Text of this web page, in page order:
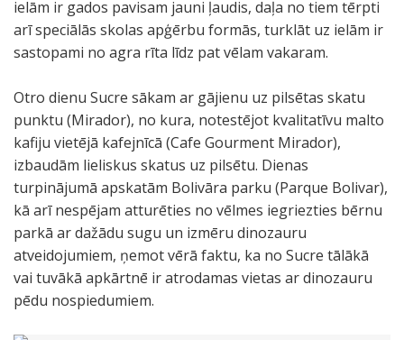
ielām ir gados pavisam jauni ļaudis, daļa no tiem tērpti
arī speciālās skolas apģērbu formās, turklāt uz ielām ir
sastopami no agra rīta līdz pat vēlam vakaram.
Otro dienu Sucre sākam ar gājienu uz pilsētas skatu
punktu (Mirador), no kura, notestējot kvalitatīvu malto
kafiju vietējā kafejnīcā (Cafe Gourment Mirador),
izbaudām lieliskus skatus uz pilsētu. Dienas
turpinājumā apskatām Bolivāra parku (Parque Bolivar),
kā arī nespējam atturēties no vēlmes iegriezties bērnu
parkā ar dažādu sugu un izmēru dinozauru
atveidojumiem, ņemot vērā faktu, ka no Sucre tālākā
vai tuvākā apkārtnē ir atrodamas vietas ar dinozauru
pēdu nospiedumiem.